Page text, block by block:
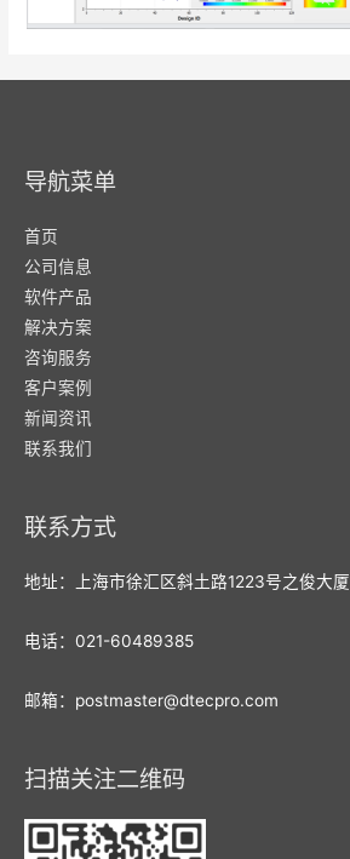
导航菜单
首页
公司信息
软件产品
解决方案
咨询服务
客户案例
新闻资讯
联系我们
联系方式
地址：上海市徐汇区斜土路1223号之俊大厦
电话：021-60489385
邮箱：postmaster@dtecpro.com
扫描关注二维码